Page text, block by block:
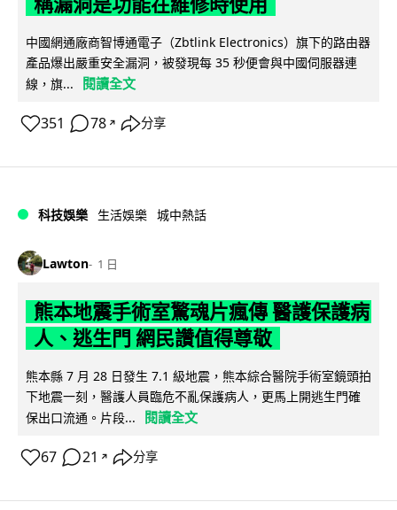
中國網通廠商智博通電子（Zbtlink Electronics）旗下的路由器
產品爆出嚴重安全漏洞，被發現每 35 秒便會與中國伺服器連
線，旗...
閱讀全文
351 78 ↗ 分享
科技娛樂 生活娛樂 城中熱話
Lawton 1 日
熊本地震手術室驚魂片瘋傳 醫護保護病
人、逃生門 網民讚值得尊敬
熊本縣 7 月 28 日發生 7.1 級地震，熊本綜合醫院手術室鏡頭拍
下地震一刻，醫護人員臨危不亂保護病人，更馬上開逃生門確
保出口流通。片段...
閱讀全文
67 21 ↗ 分享